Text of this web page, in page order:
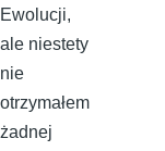
Ewolucji,
ale niestety
nie
otrzymałem
żadnej